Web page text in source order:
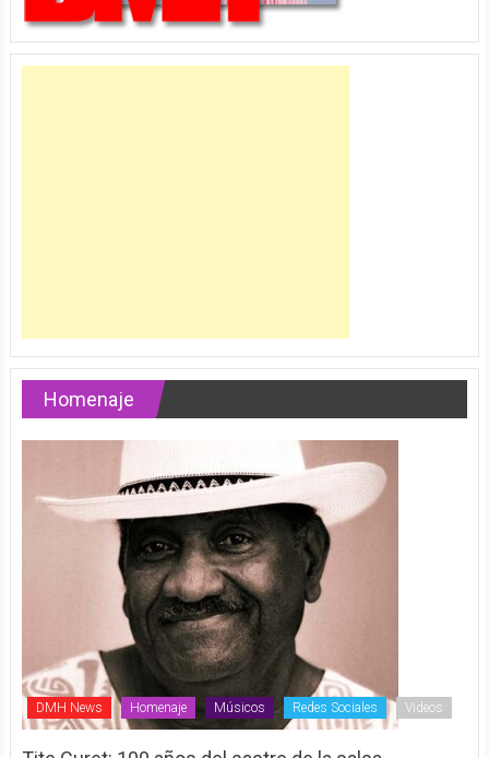
Homenaje
DMH News Homenaje Músicos Redes Sociales Videos